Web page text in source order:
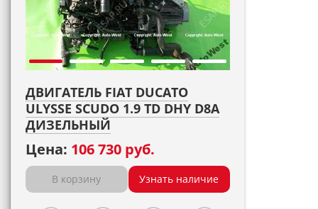
ДВИГАТЕЛЬ FIAT DUCATO
ULYSSE SCUDO 1.9 TD DHY D8A
ДИЗЕЛЬНЫЙ
Цена: 106 730 руб.
В корзину Узнать наличие